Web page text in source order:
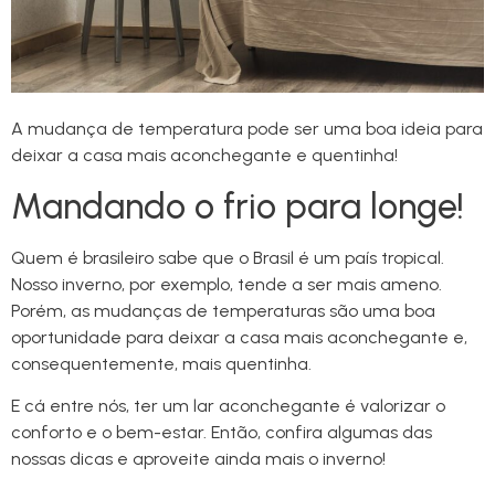
A mudança de temperatura pode ser uma boa ideia para
deixar a casa mais aconchegante e quentinha!
Mandando o frio para longe!
Quem é brasileiro sabe que o Brasil é um país tropical.
Nosso inverno, por exemplo, tende a ser mais ameno.
Porém, as mudanças de temperaturas são uma boa
oportunidade para deixar a casa mais aconchegante e,
consequentemente, mais quentinha.
E cá entre nós, ter um lar aconchegante é valorizar o
conforto e o bem-estar. Então, confira algumas das
nossas dicas e aproveite ainda mais o inverno!